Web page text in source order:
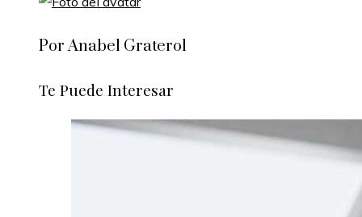
Por Anabel Graterol
Te Puede Interesar